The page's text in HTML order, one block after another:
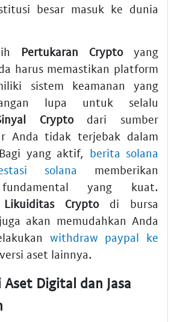
besar masuk ke dunia
Pertukaran Cryptoyang
harus memastikan platform
sistem keamanan yang
lupa untuk selalu
Cryptodari sumber
Anda tidak terjebak dalam
yang aktif, berita solana
solana memberikan
fundamental yang kuat.
Likuiditas Cryptodi bursa
akan memudahkan Anda
withdraw paypal ke
aset lainnya.
Digital dan Jasa